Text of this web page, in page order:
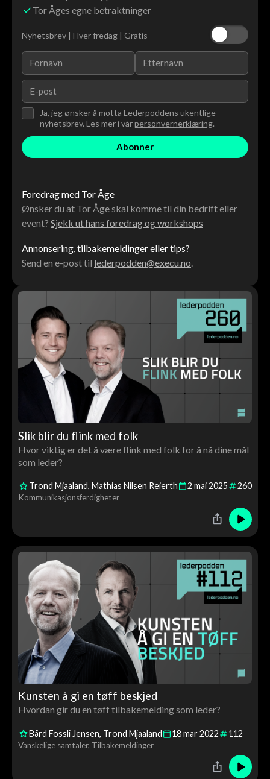
Tor Åges egne betraktninger
Nyhetsbrev | Hver fredag | Gratis
Ja, jeg ønsker å motta Lederpoddens ukentlige
nyhetsbrev. Les mer i vårpersonvernerklæring.
Foredrag med Tor Åge
Ønsker du at Tor Åge skal komme til din bedrift eller
event? Sjekk ut hans foredrag og workshops
Annonsering, tilbakemeldinger eller tips?
Send en e-post til lederpodden@execu.no
Slik blir du flink med folk
Hvor viktig er det å være flink med folk for å nå dine mål
som leder?
Trond Mjaaland Mathias Nilsen Reierth 2 mai2025 260
Kommunikasjonsferdigheter
Kunsten å gi en tøff beskjed
Hvordan gir du en tøff tilbakemelding som leder?
Bård Fossli Jensen Trond Mjaaland 18mar2022 112
Vanskelige samtaler Tilbakemeldinger